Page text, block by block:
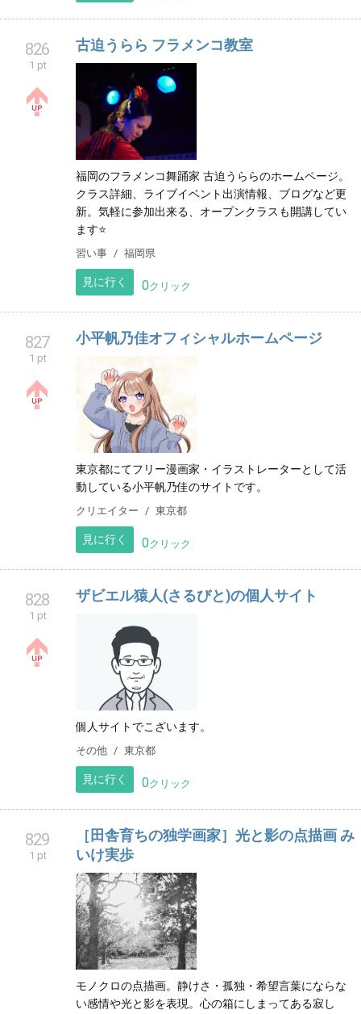
826
1 pt
古迫うらら フラメンコ教室
福岡のフラメンコ舞踊家 古迫うららのホームページ。
クラス詳細、ライブイベント出演情報、ブログなど更
新。気軽に参加出来る、オープンクラスも開講してい
ます⭐
習い事 福岡県
見に行く 0クリック
827
1 pt
小平帆乃佳オフィシャルホームページ
東京都にてフリー漫画家・イラストレーターとして活
動している小平帆乃佳のサイトです。
クリエイター 東京都
見に行く 0クリック
828
1 pt
ザビエル猿人(さるびと)の個人サイト
個人サイトでこざいます。
その他 東京都
見に行く 0クリック
829
1 pt
［田舎育ちの独学画家］光と影の点描画 み
いけ実歩
モノクロの点描画。静けさ・孤独・希望言葉にならな
い感情や光と影を表現。心の箱にしまってある寂し